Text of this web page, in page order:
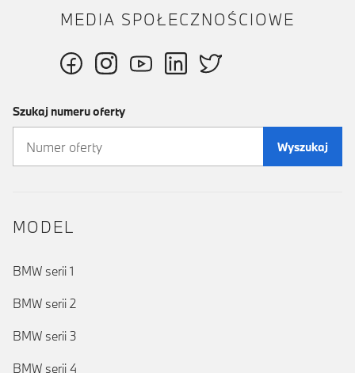
MEDIA SPOŁECZNOŚCIOWE
Szukaj numeru oferty
Wyszukaj
MODEL
BMW serii 1
BMW serii 2
BMW serii 3
BMW serii 4